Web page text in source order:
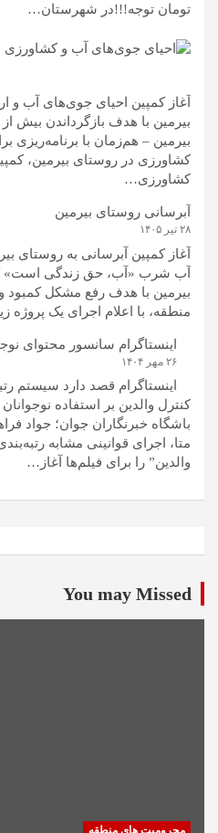
تومان توجه!!!در شهرستان…
آغاز کمپین احیای جوی‌های آب و
بیرمین – هم‌زمان با برنامه‌ریزی
کشاورزی در روستای بیرمین،
کشاورزی…
آبرسانی روستای بیرمین
۲۸ تیر ۱۴۰۵
آغاز کمپین آبرسانی به روستای
آب شرب «آب، حق زندگی است»
بیرمین با هدف رفع مشکل
منطقه، با اعلام اجرای یک
اینستاگرام سانسور محتوای
۲۶ مهر ۱۴۰۴
کنترل والدین بر استفاده نوجوانان
باشگاه خبرنگاران جوان؛ جواد
والدین” را برای فیلم‌ها آغاز…
You may Missed
محرومیت های منطقه